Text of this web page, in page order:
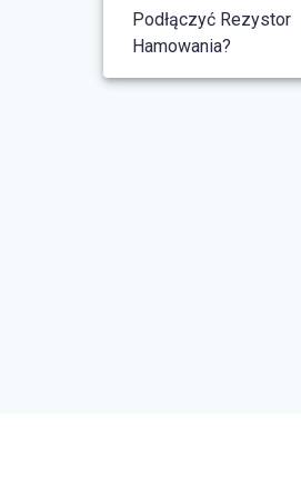
Podłączyć Rezystor
Hamowania?